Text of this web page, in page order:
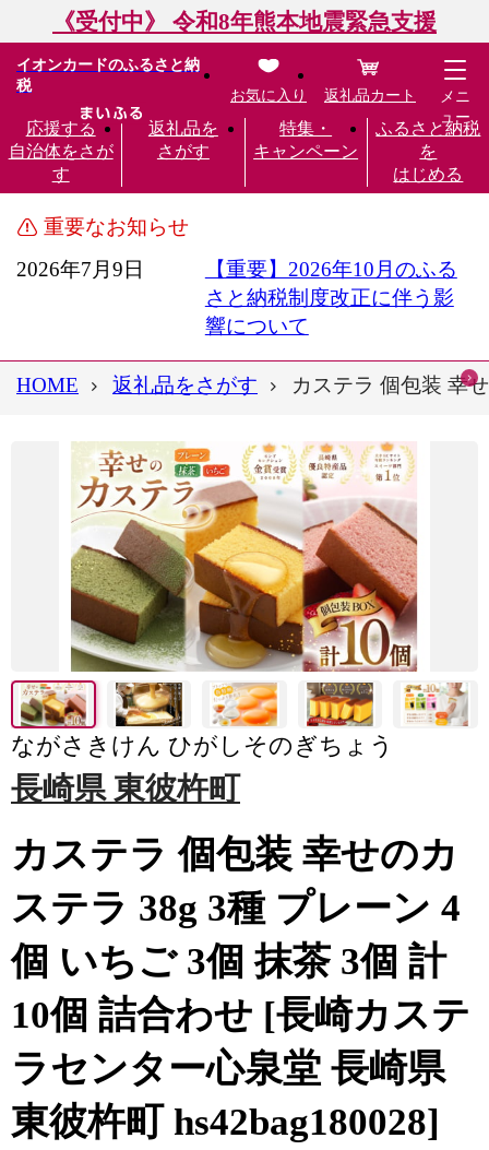
《受付中》 令和8年熊本地震緊急支援
イオンカードのふるさと納
税
応援する
自治体をさが
す
返礼品を
さがす
特集・
キャンペーン
ふるさと納税
を
はじめる
お気に入り 返礼品カート
メニ
ュー
重要なお知らせ
2026年7月9日
【重要】2026年10月のふる
さと納税制度改正に伴う影
響について
HOME 返礼品をさがす カステラ 個包装 幸
ながさきけん ひがしそのぎちょう
長崎県 東彼杵町
カステラ 個包装 幸せのカ
ステラ 38g 3種 プレーン 4
個 いちご 3個 抹茶 3個 計
10個 詰合わせ [長崎カステ
ラセンター心泉堂 長崎県
東彼杵町 hs42bag180028]